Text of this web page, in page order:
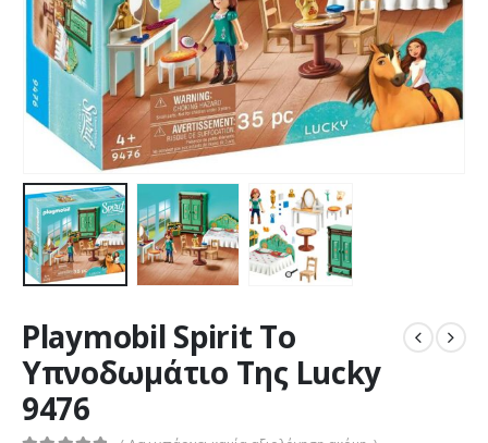
Playmobil Spirit Το
Υπνοδωμάτιο Της Lucky
9476